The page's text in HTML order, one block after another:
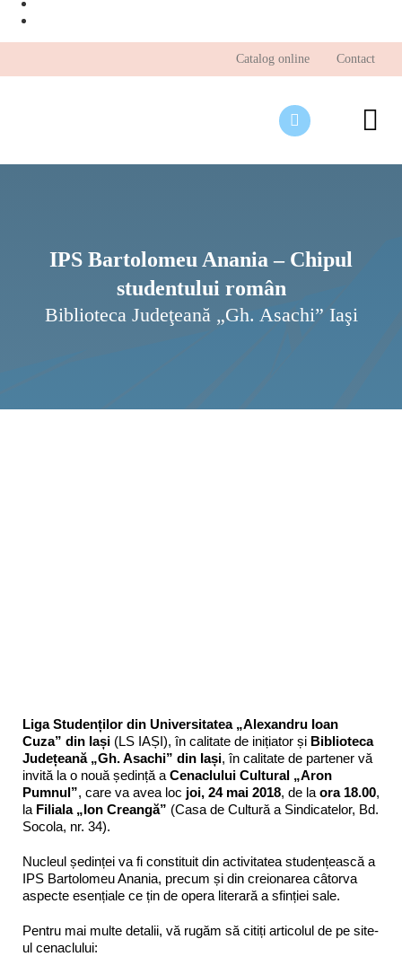
Catalog online Contact
IPS Bartolomeu Anania – Chipul
studentului român
Biblioteca Judeţeană „Gh. Asachi” Iaşi
Liga Studenților din Universitatea „Alexandru Ioan
Cuza” din Iași (LS IAȘI), în calitate de inițiator și Biblioteca
Județeană „Gh. Asachi” din Iași, în calitate de partener vă
invită la o nouă ședință a Cenaclului Cultural „Aron
Pumnul”, care va avea loc joi, 24 mai 2018, de la ora 18.00,
la Filiala „Ion Creangă” (Casa de Cultură a Sindicatelor, Bd.
Socola, nr. 34).
Nucleul ședinței va fi constituit din activitatea studențească a
IPS Bartolomeu Anania, precum și din creionarea câtorva
aspecte esențiale ce țin de opera literară a sfinției sale.
Pentru mai multe detalii, vă rugăm să citiți articolul de pe site-
ul cenaclului: